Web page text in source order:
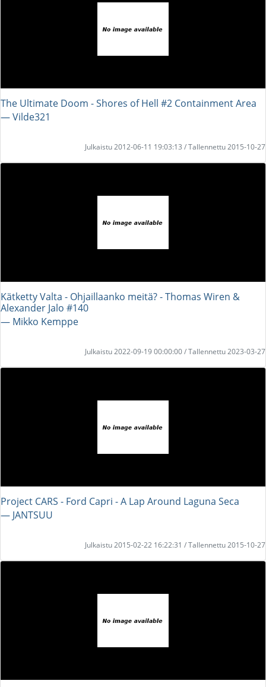
The Ultimate Doom - Shores of Hell #2 Containment Area
― Vilde321
Julkaistu 2012-06-11 19:03:13 / Tallennettu 2015-10-27
Kätketty Valta - Ohjaillaanko meitä? - Thomas Wiren &
Alexander Jalo #140
― Mikko Kemppe
Julkaistu 2022-09-19 00:00:00 / Tallennettu 2023-03-27
Project CARS - Ford Capri - A Lap Around Laguna Seca
― JANTSUU
Julkaistu 2015-02-22 16:22:31 / Tallennettu 2015-10-27